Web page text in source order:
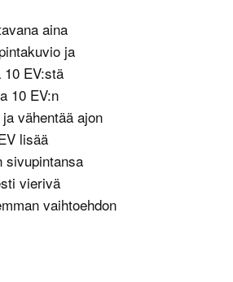
aina
ja
EV:stä
10 EV:n
vähentää ajon
lisää
sivupintansa
vierivä
vaihtoehdon